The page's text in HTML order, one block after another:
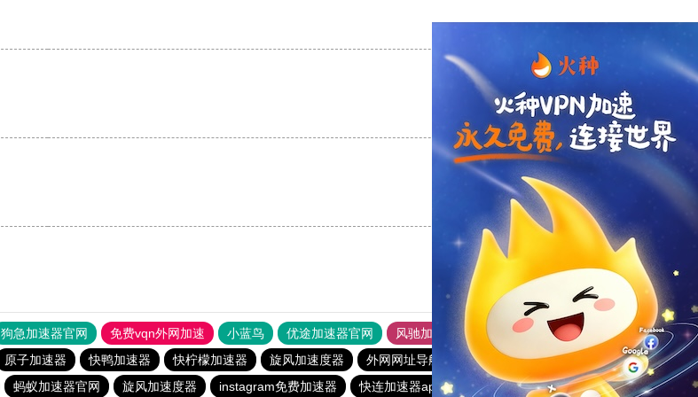
支持 [0] 反对[0]
支持
狗急加速器官网 免费vqn外网加速 小蓝鸟 优途加速器官网 风驰加速器
旋风加速器
原子加速器 快鸭加速器 快柠檬加速器 旋风加速度器 外网网址导航 软件中心 雷霆加速
狂飙加速器
蚂蚁加速器官网 旋风加速度器 instagram免费加速器 快连加速器app 火箭加速器 极光加速器